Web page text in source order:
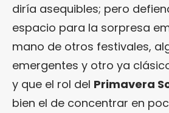
diría asequibles; pero
espacio para la sorpresa
mano de otros festivales,
emergentes y otro ya
y que el rol del Primavera
bien el de concentrar en